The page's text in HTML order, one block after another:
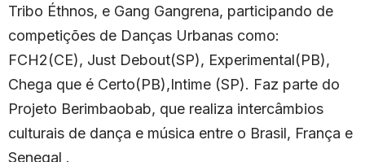
Tribo Éthnos, e Gang Gangrena, participando de
competições de Danças Urbanas como:
FCH2(CE), Just Debout(SP), Experimental(PB),
Chega que é Certo(PB),Intime (SP). Faz parte do
Projeto Berimbaobab, que realiza intercâmbios
culturais de dança e música entre o Brasil, França e
Senegal .